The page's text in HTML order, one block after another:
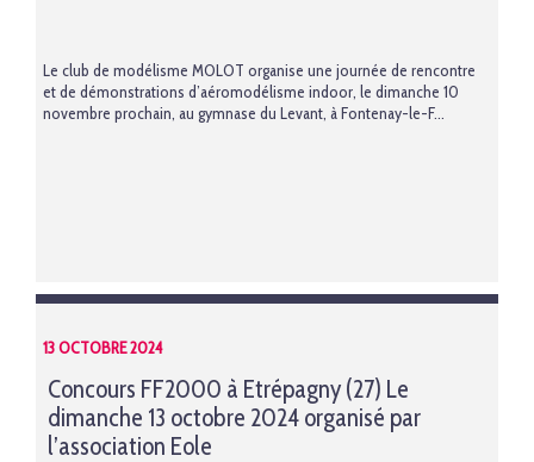
Le club de modélisme MOLOT organise une journée de rencontre
et de démonstrations d’aéromodélisme indoor, le dimanche 10
novembre prochain, au gymnase du Levant, à Fontenay-le-F...
13 OCTOBRE 2024
Concours FF2000 à Etrépagny (27) Le
dimanche 13 octobre 2024 organisé par
l’association Eole